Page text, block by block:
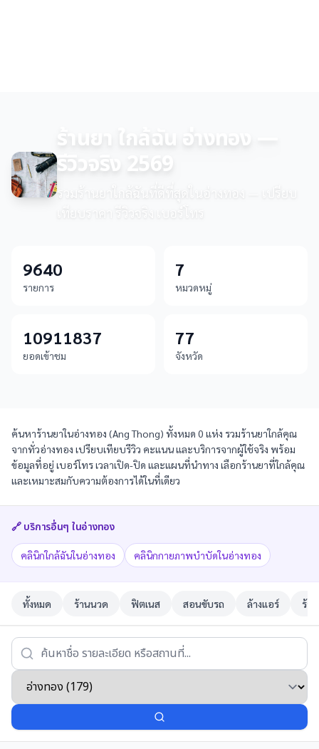
ร้านยา ใกล้ฉัน อ่างทอง —
รีวิวจริง 2569
รวมร้านยาใกล้ฉันที่ดีที่สุดในอ่างทอง — เปรียบ
เทียบราคา รีวิวจริง เบอร์โทร
9640
รายการ
7
หมวดหมู่
10911837
ยอดเข้าชม
77
จังหวัด
ค้นหาร้านยาในอ่างทอง (Ang Thong) ทั้งหมด 0 แห่ง รวมร้านยาใกล้คุณ
จากทั่วอ่างทอง เปรียบเทียบรีวิว คะแนน และบริการจากผู้ใช้จริง พร้อม
ข้อมูลที่อยู่ เบอร์โทร เวลาเปิด-ปิด และแผนที่นำทาง เลือกร้านยาที่ใกล้คุณ
และเหมาะสมกับความต้องการได้ในที่เดียว
🔗 บริการอื่นๆ ในอ่างทอง
คลินิกใกล้ฉันในอ่างทอง คลินิกกายภาพบำบัดในอ่างทอง
ทั้งหมด ร้านนวด ฟิตเนส สอนขับรถ ล้างแอร์ ร้า